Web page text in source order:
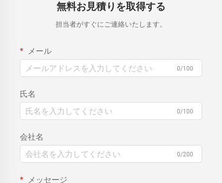
無料お見積りを取得する
担当者がすぐにご連絡いたします。
メール
0/100
氏名
0/100
会社名
0/200
メッセージ